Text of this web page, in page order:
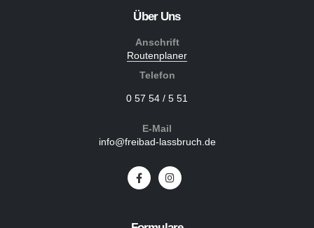
Über Uns
Anschrift
Routenplaner
Telefon
0 57 54 / 5 51
E-Mail
info@freibad-lassbruch.de